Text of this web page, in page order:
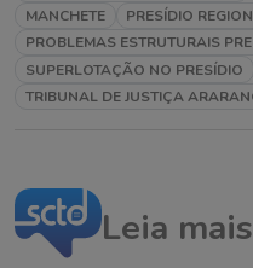
MANCHETE
PRESÍDIO
PROBLEMAS ESTRUTURAIS
SUPERLOTAÇÃO NO PRESÍDIO
TRIBUNAL DE JUSTIÇA
Leia mais